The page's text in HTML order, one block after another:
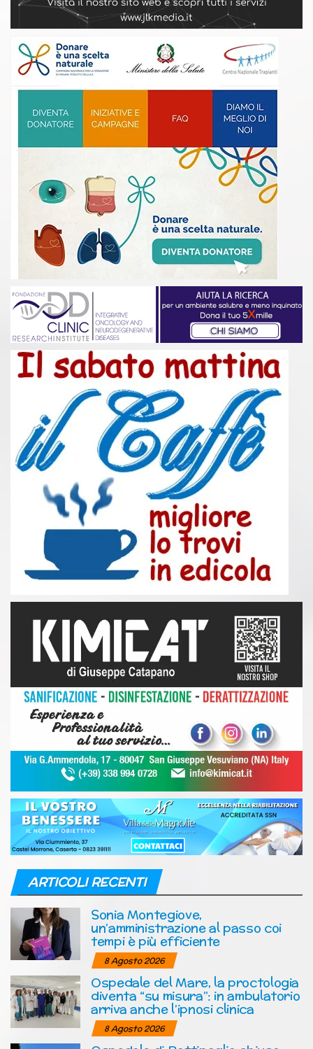
ARTICOLI RECENTI
Sonia Montegiove,
un’amministrazione al passo coi
tempi è più efficiente
8 Agosto 2026
Ospedale del Mare, la proctologia
diventa “su misura”: in ambulatorio
arriva anche l’ipnosi clinica
8 Agosto 2026